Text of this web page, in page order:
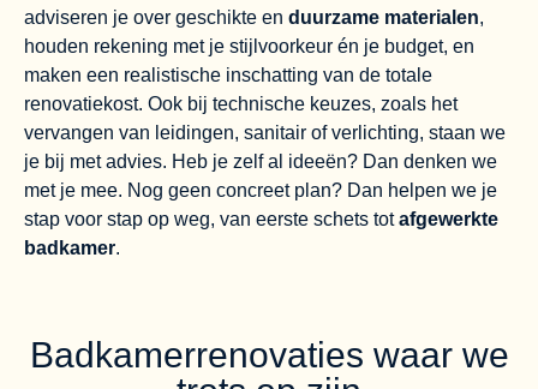
adviseren je over geschikte en duurzame materialen,
houden rekening met je stijlvoorkeur én je budget, en
maken een realistische inschatting van de totale
renovatiekost. Ook bij technische keuzes, zoals het
vervangen van leidingen, sanitair of verlichting, staan we
je bij met advies. Heb je zelf al ideeën? Dan denken we
met je mee. Nog geen concreet plan? Dan helpen we je
stap voor stap op weg, van eerste schets totafgewerkte
badkamer.
Badkamerrenovaties waar we